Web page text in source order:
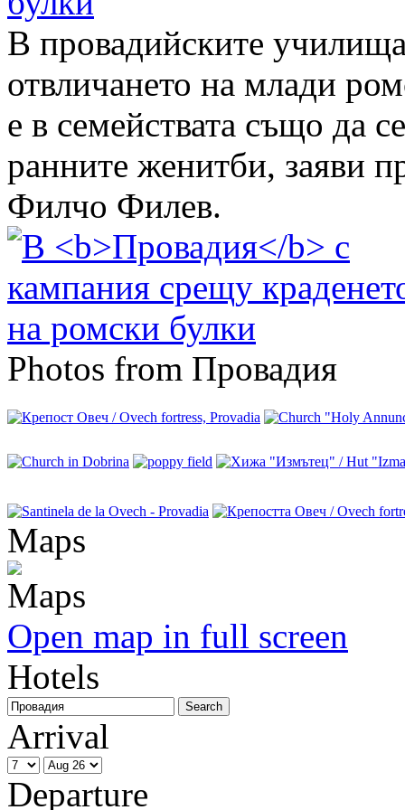
В провадийските
отвличането на млади
е в семействата също да
ранните женитби, заяви
Филчо Филев.
Photos from Провадия
Maps
Open map in full screen
Hotels
Arrival
Departure